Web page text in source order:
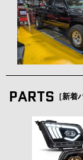
PARTS ［新着